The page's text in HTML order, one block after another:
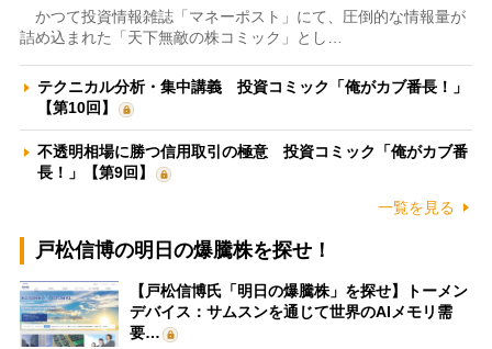
かつて投資情報雑誌「マネーポスト」にて、圧倒的な情報量が
詰め込まれた「天下無敵の株コミック」とし…
テクニカル分析・集中講義 投資コミック「俺がカブ番長！」
【第10回】
不透明相場に勝つ信用取引の極意 投資コミック「俺がカブ番
長！」【第9回】
一覧を見る
戸松信博の明日の爆騰株を探せ！
【戸松信博氏「明日の爆騰株」を探せ】トーメン
デバイス：サムスンを通じて世界のAIメモリ需
要…